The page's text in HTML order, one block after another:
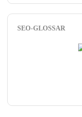
SEO-GLOSSAR